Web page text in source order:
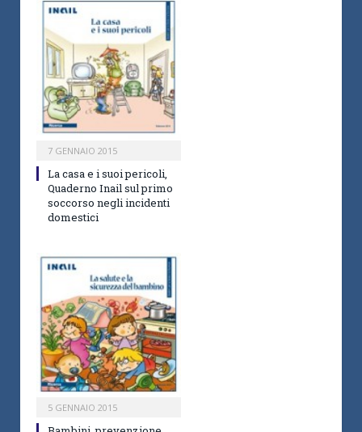
7 GENNAIO 2015
La casa e i suoi pericoli,
Quaderno Inail sul primo
soccorso negli incidenti
domestici
5 GENNAIO 2015